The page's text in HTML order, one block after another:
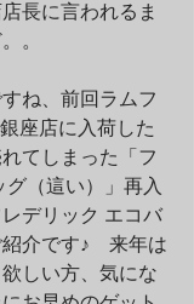
長に言われるま
。
ね、前回ラムフ
座店に入荷した
てしまった「フ
（這い）」再入
デリック エコバ
介です♪　来年は
しい方、気にな